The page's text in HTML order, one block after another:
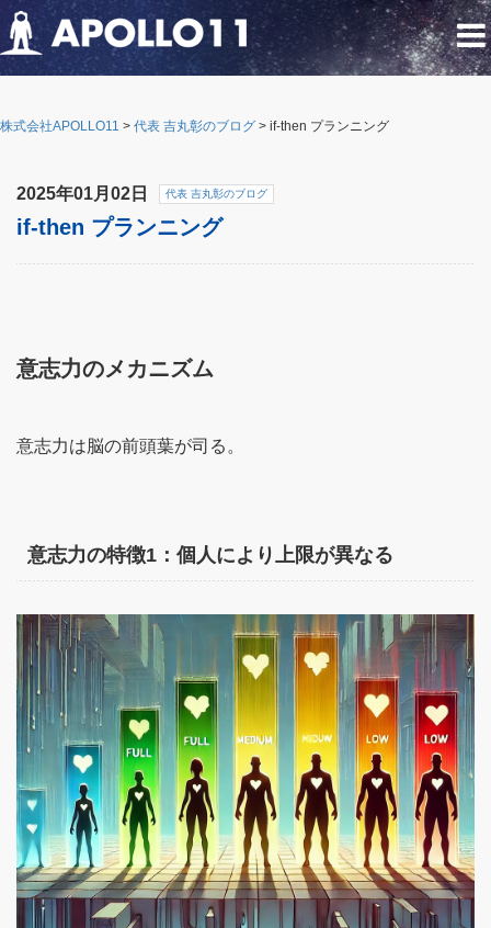
株式会社APOLLO11 > 代表 吉丸彰のブログ > if-then プランニング
2025年01月02日 代表 吉丸彰のブログ
if-then プランニング
意志力のメカニズム
意志力は脳の前頭葉が司る。
意志力の特徴1：個人により上限が異なる